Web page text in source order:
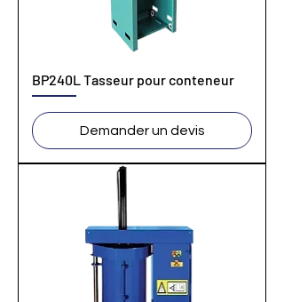
BP240L Tasseur pour conteneur
Demander un devis